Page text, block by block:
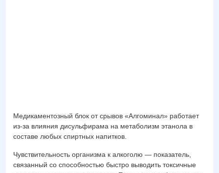
Медикаментозный блок от срывов «Алгоминал» работает
из-за влияния дисульфирама на метаболизм этанола в
составе любых спиртных напитков.
Чувствительность организма к алкоголю — показатель,
связанный со способностью быстро выводить токсичные